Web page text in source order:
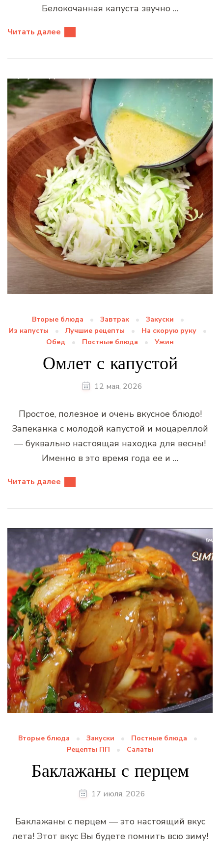
Белокочанная капуста звучно …
Читать далее
Вторые блюда Завтрак
Закуски
Из капусты
Лучшие рецепты
На скорую руку
Обед
Постные блюда Ужин
Омлет с капустой
12 мая, 2026
Простое, полезное и очень вкусное блюдо!
Запеканка с молодой капустой и моцареллой
— буквально настоящая находка для весны!
Именно в это время года ее и …
Читать далее
Вторые блюда Закуски
Постные блюда
Рецепты ПП
Салаты
Баклажаны с перцем
17 июля, 2026
Баклажаны с перцем — это настоящий вкус
лета! Этот вкус Вы будете помнить всю зиму!